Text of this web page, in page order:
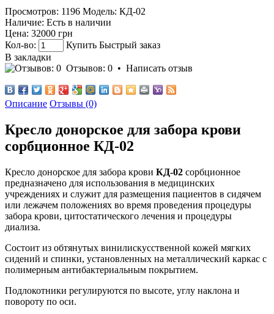
Просмотров: 1196 Модель: КД-02
Наличие: Есть в наличии
Цена: 32000 грн
Кол-во:
Купить Быстрый заказ
В закладки
Отзывов: 0 • Написать отзыв
Описание Отзывы (0)
Кресло донорское для забора крови
сорбционное КД-02
Кресло донорское для забора крови КД-02 сорбционное
предназначено для использования в медицинских
учреждениях и служит для размещения пациентов в сидячем
или лежачем положениях во время проведения процедуры
забора крови, цитостатического лечения и процедуры
диализа.
Состоит из обтянутых винилискусственной кожей мягких
сидений и спинки, установленных на металлический каркас с
полимерным антибактериальным покрытием.
Подлокотники регулируются по высоте, углу наклона и
повороту по оси.